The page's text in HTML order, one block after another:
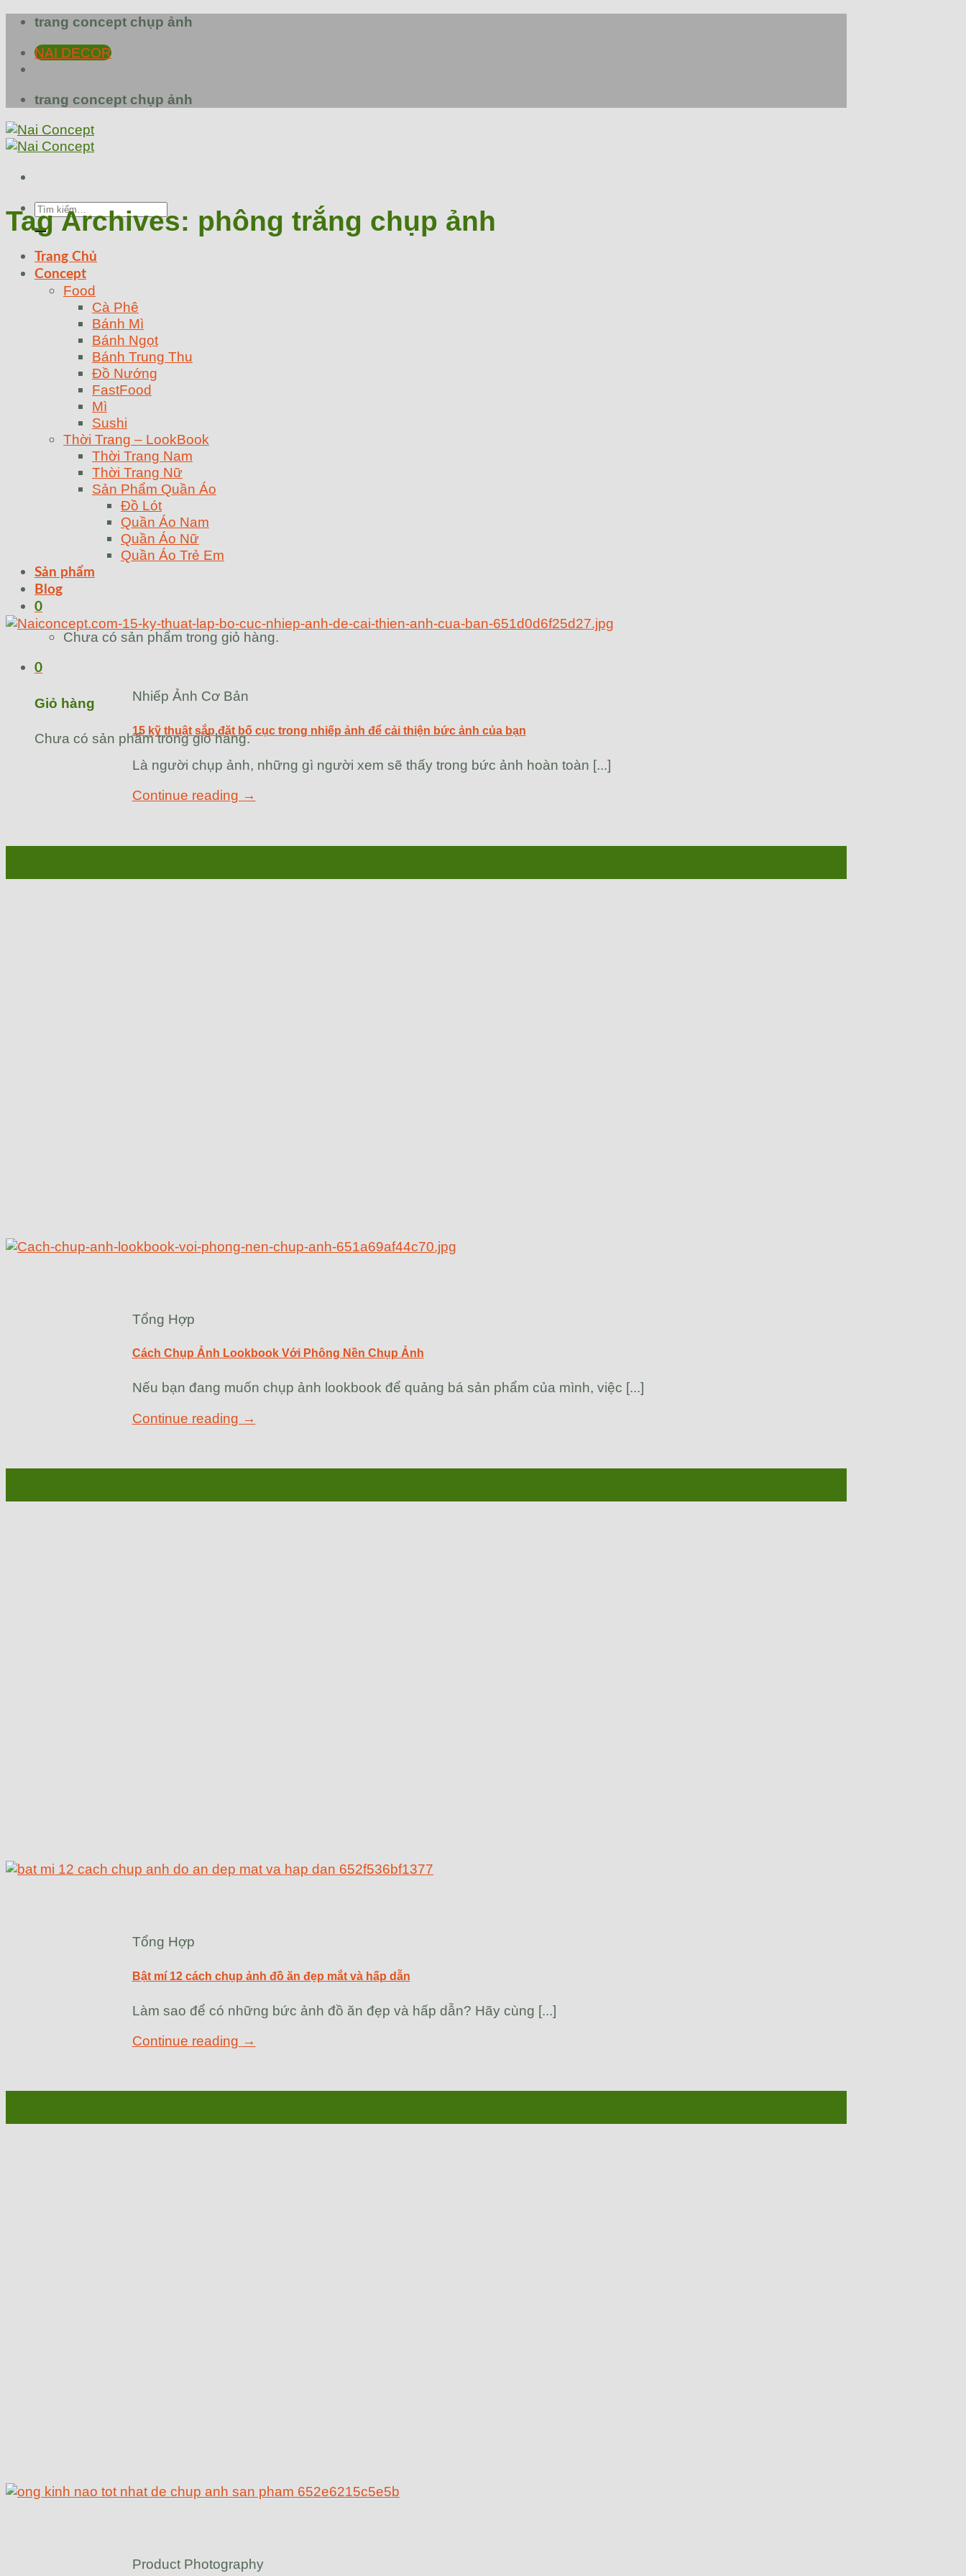
Skip
content
trang concept chụp ảnh
NAI DECOR
trang concept chụp ảnh
Tìm
kiếm:
Trang Chủ
Concept
Food
Cà Phê
Bánh Mì
Bánh Ngọt
Bánh Trung Thu
Đồ Nướng
FastFood
Mì
Sushi
Thời Trang – LookBook
Thời Trang Nam
Thời Trang Nữ
Sản Phẩm Quần Áo
Đồ Lót
Quần Áo Nam
Quần Áo Nữ
Quần Áo Trẻ Em
Sản phẩm
Blog
0
Chưa có sản phẩm trong giỏ hàng.
0
Giỏ hàng
Chưa có sản phẩm trong giỏ hàng.
Tag Archives: phông trắng chụp ảnh
Nhiếp Ảnh Cơ Bản
15 kỹ thuật sắp đặt bố cục trong nhiếp ảnh để cải thiện bức ảnh của bạn
Là người chụp ảnh, những gì người xem sẽ thấy trong bức ảnh hoàn toàn [...]
Continue reading →
Tổng Hợp
Cách Chụp Ảnh Lookbook Với Phông Nền Chụp Ảnh
Nếu bạn đang muốn chụp ảnh lookbook để quảng bá sản phẩm của mình, việc [...]
Continue reading →
Tổng Hợp
Bật mí 12 cách chụp ảnh đồ ăn đẹp mắt và hấp dẫn
Làm sao để có những bức ảnh đồ ăn đẹp và hấp dẫn? Hãy cùng [...]
Continue reading →
Product Photography